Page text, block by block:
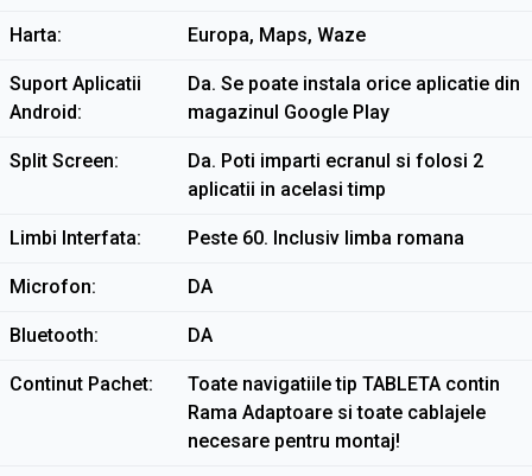
Harta Europa, Maps, Waze
Suport Aplicatii
Android
Da. Se poate instala orice aplicatie din
magazinul Google Play
Split Screen
Da. Poti imparti ecranul si folosi 2
aplicatii in acelasi timp
Limbi Interfata Peste 60. Inclusiv limba romana
Microfon DA
Bluetooth DA
Continut Pachet
Toate navigatiile tip TABLETA contin
Rama Adaptoare si toate cablajele
necesare pentru montaj!